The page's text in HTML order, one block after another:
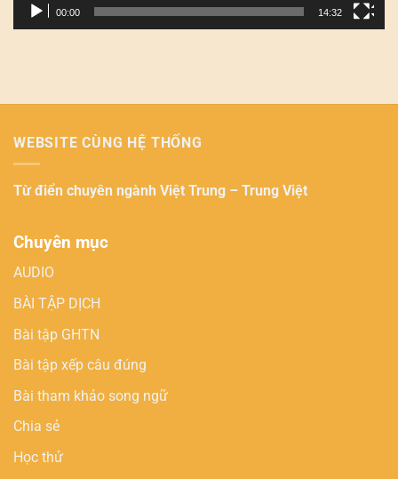
00:00 14:32
WEBSITE CÙNG HỆ THỐNG
Từ điển chuyên ngành Việt Trung – Trung Việt
Chuyên mục
AUDIO
BÀI TẬP DỊCH
Bài tập GHTN
Bài tập xếp câu đúng
Bài tham khảo song ngữ
Chia sẻ
Học thử